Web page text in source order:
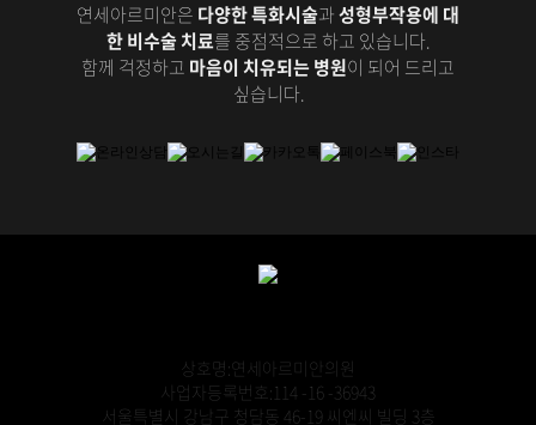
연세아르미안은 다양한 특화시술과성형부작용에 대
한 비수술 치료를 중점적으로 하고 있습니다.
함께 걱정하고 마음이 치유되는 병원이 되어 드리고
싶습니다.
상호명:연세아르미안의원
사업자등록번호:114 -16 -36943
서울특별시 강남구 청담동 46-19 씨엔씨 빌딩 3층